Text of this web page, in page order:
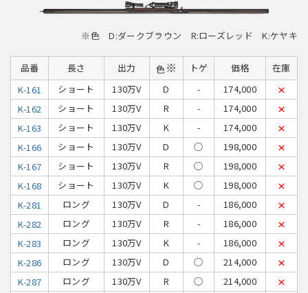
※色 D:ダークブラウン R:ローズレッド K:ケヤキ
品番 長さ 出力 色※ トゲ 価格
在庫
K-161
ショート 130万V D - 174,000
×
K-162
ショート 130万V R - 174,000
×
K-163
ショート 130万V K - 174,000
×
K-166
ショート 130万V D ◯ 198,000
×
K-167
ショート 130万V R ◯ 198,000
×
K-168
ショート 130万V K ◯ 198,000
×
K-281
ロング 130万V D - 186,000
×
K-282
ロング 130万V R - 186,000
×
K-283
ロング 130万V K - 186,000
×
K-286
ロング 130万V D ◯ 214,000
×
K-287
ロング 130万V R ◯ 214,000
×